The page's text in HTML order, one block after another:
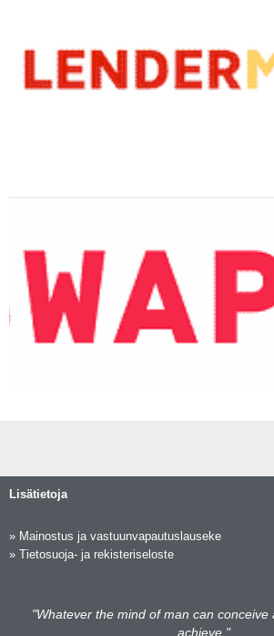
Lisätietoja
» Mainostus ja vastuunvapautuslauseke
» Tietosuoja- ja rekisteriseloste
"Whatever the mind of man can conceive
achieve."